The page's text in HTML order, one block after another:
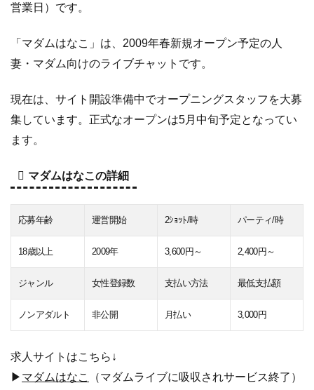
営業日）です。
「マダムはなこ」は、2009年春新規オープン予定の人
妻・マダム向けのライブチャットです。
現在は、サイト開設準備中でオープニングスタッフを大募
集しています。正式なオープンは5月中旬予定となってい
ます。
マダムはなこの詳細
応募年齢 運営開始 2ｼｮｯﾄ/時 パーティ/時
18歳以上 2009年 3,600円～ 2,400円～
ジャンル 女性登録数 支払い方法 最低支払額
ノンアダルト 非公開 月払い 3,000円
求人サイトはこちら↓
▶ マダムはなこ
（マダムライブに吸収されサービス終了）